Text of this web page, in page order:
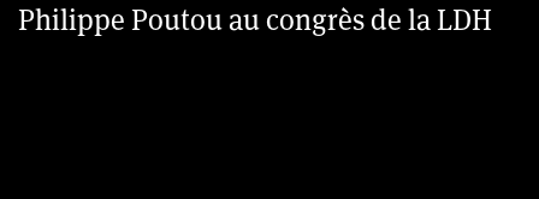
Philippe Poutou au congrès de la LDH